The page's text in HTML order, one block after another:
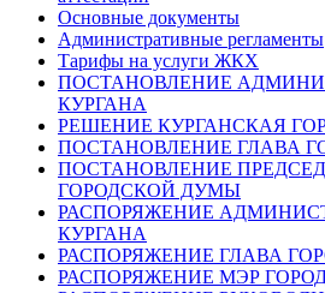
Основные документы
Административные регламенты
Тарифы на услуги ЖКХ
ПОСТАНОВЛЕНИЕ
КУРГАНА
РЕШЕНИЕ КУРГАНСКАЯ
ПОСТАНОВЛЕНИЕ ГЛАВА
ПОСТАНОВЛЕНИЕ
ГОРОДСКОЙ ДУМЫ
РАСПОРЯЖЕНИЕ
КУРГАНА
РАСПОРЯЖЕНИЕ ГЛАВА
РАСПОРЯЖЕНИЕ МЭР